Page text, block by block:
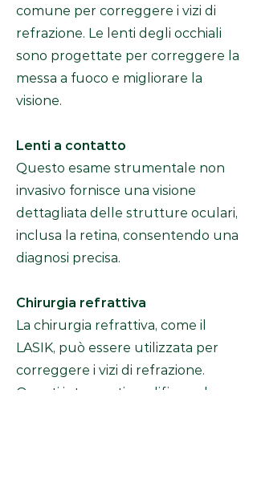
comune per correggere i vizi di
refrazione. Le lenti degli occhiali
sono progettate per correggere la
messa a fuoco e migliorare la
visione.
Lenti a contatto
Questo esame strumentale non
invasivo fornisce una visione
dettagliata delle strutture oculari,
inclusa la retina, consentendo una
diagnosi precisa.
Chirurgia refrattiva
La chirurgia refrattiva, come il
LASIK, può essere utilizzata per
correggere i vizi di refrazione.
Questi interventi modificano la